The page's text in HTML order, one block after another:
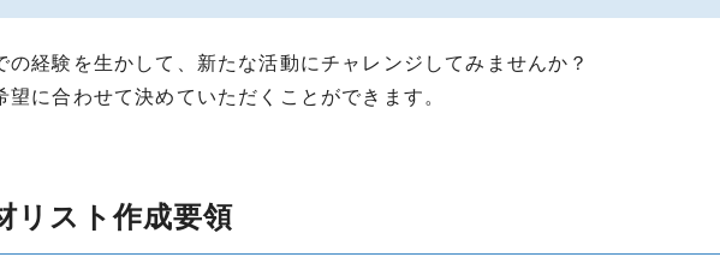
経験を生かして、新たな活動にチャレンジしてみませんか？
に合わせて決めていただくことができます。
リスト作成要領